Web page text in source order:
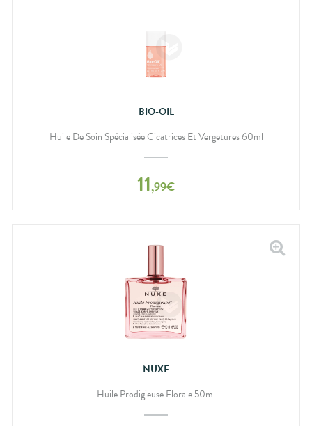
BIO-OIL
Huile De Soin Spécialisée Cicatrices Et Vergetures 60ml
11,99€
NUXE
Huile Prodigieuse Florale 50ml